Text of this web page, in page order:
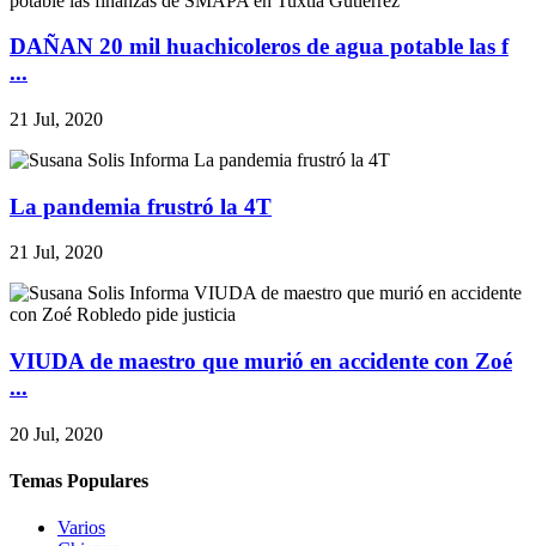
DAÑAN 20 mil huachicoleros de agua potable las f
...
21 Jul, 2020
La pandemia frustró la 4T
21 Jul, 2020
VIUDA de maestro que murió en accidente con Zoé
...
20 Jul, 2020
Temas Populares
Varios